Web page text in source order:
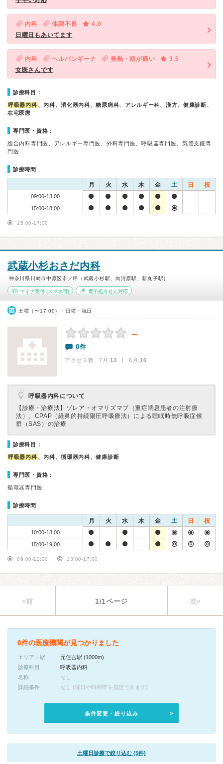
内科 体調不良
4.0
日曜日もあいてます
内科 ヘルパンギーナ 発熱・頭が痛い
3.5
女医さんです
診療科目：
呼吸器内科 、内科、消化器内科、糖尿病科、アレルギー科、漢方、健康診断、
在宅医療
専門医・資格：
総合内科専門医、アレルギー専門医、外科専門医、呼吸器専門医、気管支鏡専
門医
診療時間
月 火 水 木 金 土 日 祝
09:00-13:00
15:00-18:00
15:00-17:00
武蔵小杉おさだ内科
神奈川県川崎市中原区市ノ坪（武蔵小杉駅、向河原駅、新丸子駅）
マイナ受付 (スマホ可) 電子処方せん対応
土曜（〜17:00）・日曜・祝日
－
0件
アクセス数 7月:13 | 6月:16
呼吸器内科について
【診療・治療法】 ゾレア・オマリズマブ（重症喘息患者の注射療
法）、CPAP（経鼻的持続陽圧呼吸療法）による睡眠時無呼吸症候
群（SAS）の治療
診療科目：
呼吸器内科 、内科、循環器内科、健康診断
専門医・資格：
循環器専門医
診療時間
月 火 水 木 金 土 日 祝
10:00-13:00
15:00-19:00
09:00-12:00 13:00-17:00
«前 1/1ページ 次»
6件の医療機関が見つかりました
エリア・駅
元住吉駅 (1000m)
診療科目
呼吸器内科
名称
なし
詳細条件
なし (曜日や時間帯を指定できます)
条件変更・絞り込み
土曜日診療で絞り込む (5件)